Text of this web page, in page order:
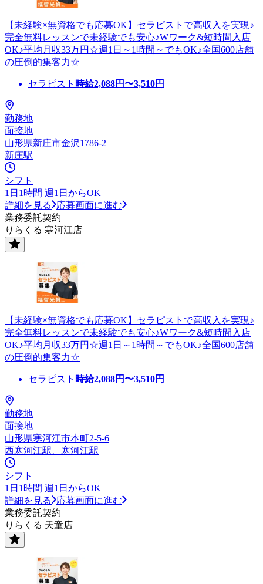
【未経験×無資格でも応募OK】セラピストで高収入を実現♪
完全無料レッスンで未経験でも安心♪Wワーク&短時間入店
OK♪平均月収33万円☆週1日～1時間～でもOK♪全国600店舗
の圧倒的集客力☆
セラピスト 時給2,088円〜3,510円
勤務地
面接地
山形県新庄市金沢1786-2
新庄駅
シフト
1日1時間 週1日からOK
詳細を見る
応募画面に進む
業務委託契約
りらくる 寒河江店
【未経験×無資格でも応募OK】セラピストで高収入を実現♪
完全無料レッスンで未経験でも安心♪Wワーク&短時間入店
OK♪平均月収33万円☆週1日～1時間～でもOK♪全国600店舗
の圧倒的集客力☆
セラピスト 時給2,088円〜3,510円
勤務地
面接地
山形県寒河江市本町2-5-6
西寒河江駅、寒河江駅
シフト
1日1時間 週1日からOK
詳細を見る
応募画面に進む
業務委託契約
りらくる 天童店